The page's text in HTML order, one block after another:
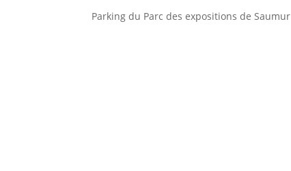
Parking du Parc des expositions de Saumur